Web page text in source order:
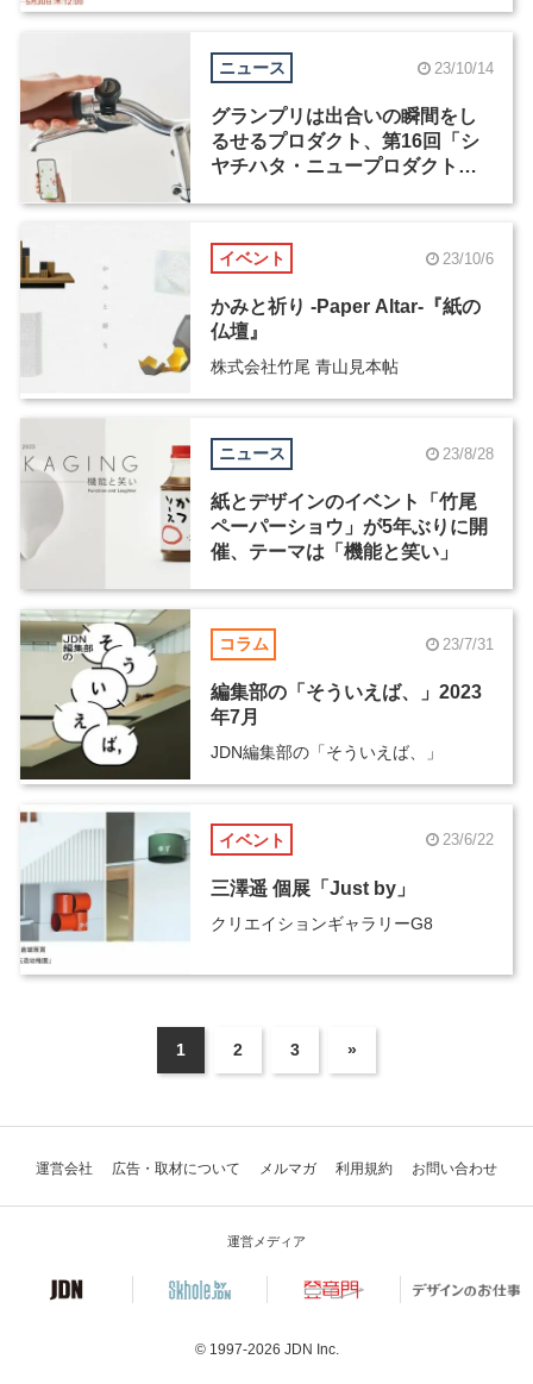
ニュース 23/10/14
グランプリは出合いの瞬間をし
るせるプロダクト、第16回「シ
ヤチハタ・ニュープロダクト・
イベント 23/10/6
かみと祈り -Paper Altar-『紙の
仏壇』
株式会社竹尾 青山見本帖
ニュース 23/8/28
紙とデザインのイベント「竹尾
ペーパーショウ」が5年ぶりに開
催、テーマは「機能と笑い」
コラム 23/7/31
編集部の「そういえば、」2023
年7月
JDN編集部の「そういえば、」
イベント 23/6/22
三澤遥 個展「Just by」
クリエイションギャラリーG8
1 2 3 »
運営会社 広告・取材について メルマガ 利用規約 お問い合わせ
運営メディア
© 1997-2026 JDN Inc.